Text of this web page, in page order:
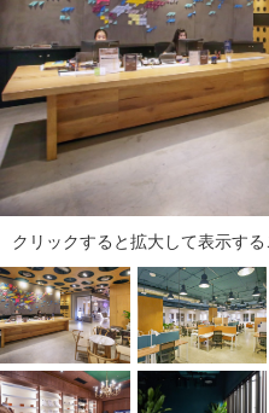
す
。
ヘ
ッ
ダ
報
に
移
動
し
ま
す
。
クリックすると拡大して表示する